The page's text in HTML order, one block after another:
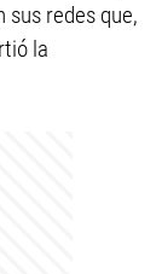
sus redes que,
la